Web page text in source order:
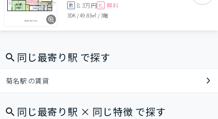
敷 8.3万円 礼 無料
3DK /49.83㎡ /3階
同じ最寄り駅 で探す
菊名駅 の賃貸
同じ最寄り駅 × 同じ特徴 で探す